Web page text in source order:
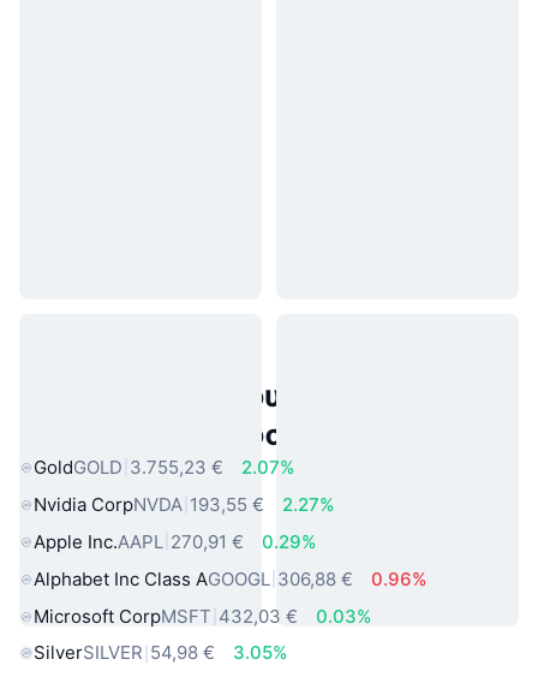
Δημοφιλή περιουσιακά στοιχεία
πραγματικού κόσμου
GoldGOLD 3.755,23 €
2.07%
Nvidia CorpNVDA 193,55 €
2.27%
Apple Inc.AAPL 270,91 €
0.29%
Alphabet Inc Class AGOOGL 306,88 €
0.96%
Microsoft CorpMSFT 432,03 €
0.03%
SilverSILVER 54,98 €
3.05%